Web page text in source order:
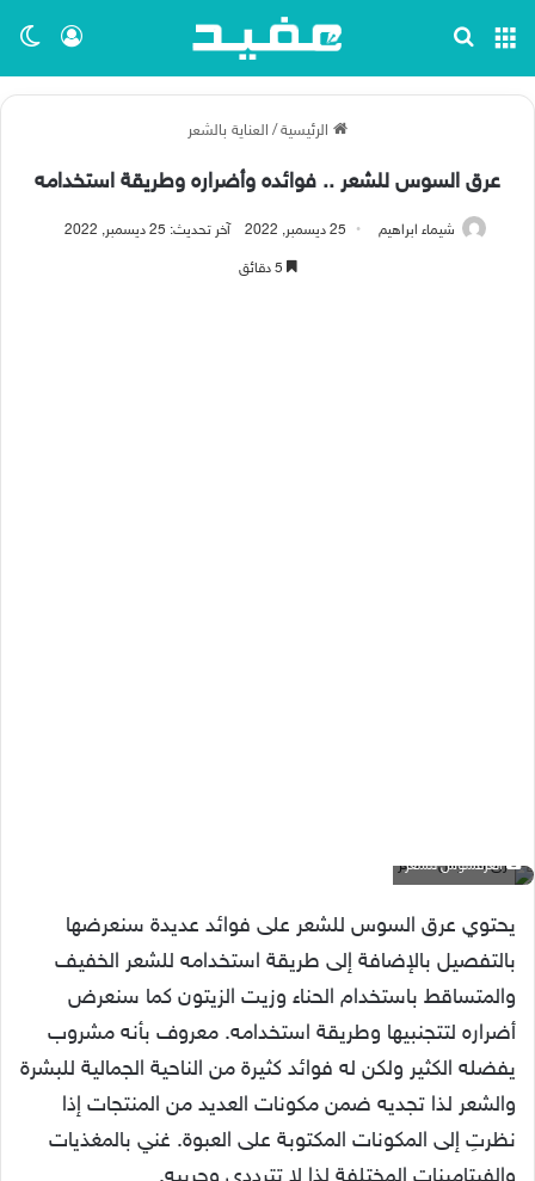
تسجيل القائمة
الرئيسية/ العناية بالشعر
عرق السوس للشعر .. فوائده وأضراره وطريقة استخدامه
شيماء ابراهيم 25 ديسمبر, 2022 آخر تحديث: 25 ديسمبر, 2022
العرقسوس للشعر
يحتوي عرق السوس للشعر على فوائد عديدة سنعرضها
بالتفصيل بالإضافة إلى طريقة استخدامه للشعر الخفيف
والمتساقط باستخدام الحناء وزيت الزيتون كما سنعرض
أضراره لتتجنبيها وطريقة استخدامه. معروف بأنه مشروب
يفضله الكثير ولكن له فوائد كثيرة من الناحية الجمالية للبشرة
والشعر لذا تجديه ضمن مكونات العديد من المنتجات إذا
نظرتِ إلى المكونات المكتوبة على العبوة. غني بالمغذيات